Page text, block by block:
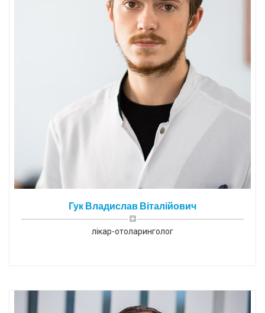
Гук Владислав Віталійович
лікар-отоларинголог